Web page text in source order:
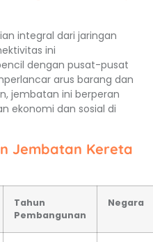
integral dari jaringan
ini
dengan pusat-pusat
arus barang dan
jembatan ini berperan
ekonomi dan sosial di
Jembatan Kereta
Tahun
Pembangunan
Negara